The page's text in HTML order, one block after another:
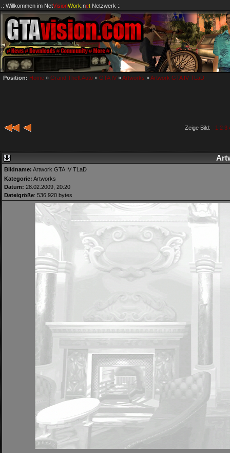
.: Willkommen im NetVisionWork .netNetzwerk :.
Position: Home » Grand Theft Auto » GTA IV »Artworks »Artwork GTA IV TLaD
Zeige Bild: 1 2 3
Bildname: Artwork GTA IV TLaD
Kategorie: Artworks
Datum: 28.02.2009, 20:20
Dateigröße: 536.920 bytes